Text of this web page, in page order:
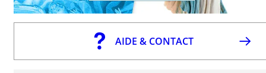
AIDE & CONTACT